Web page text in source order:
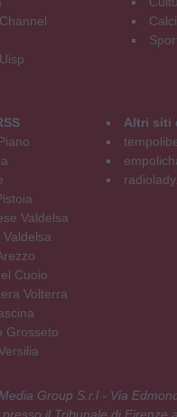
Valdelsa
Valdelsa
Cuoio
Volterra
Grosseto
Altri siti
Group S.r.l - Via